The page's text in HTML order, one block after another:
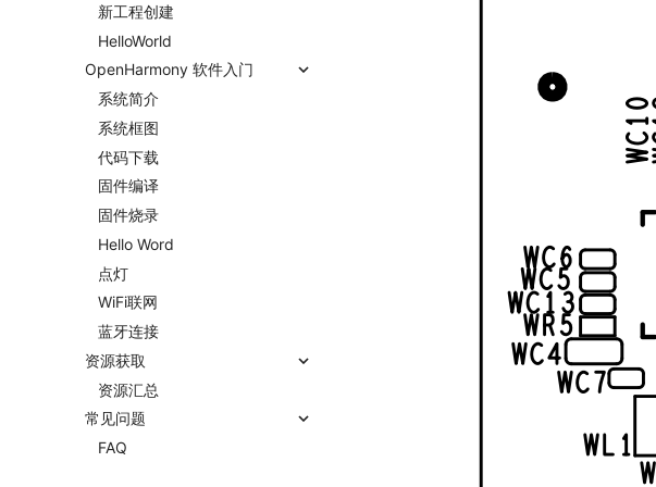
新工程创建
HelloWorld
OpenHarmony 软件入门
系统简介
系统框图
代码下载
固件编译
固件烧录
Hello Word
点灯
WiFi联网
蓝牙连接
资源获取
资源汇总
常见问题
FAQ